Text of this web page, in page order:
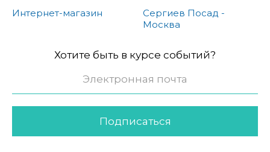
Интернет-магазин
Сергиев Посад -
Москва
Хотите быть в курсе событий?
Подписаться